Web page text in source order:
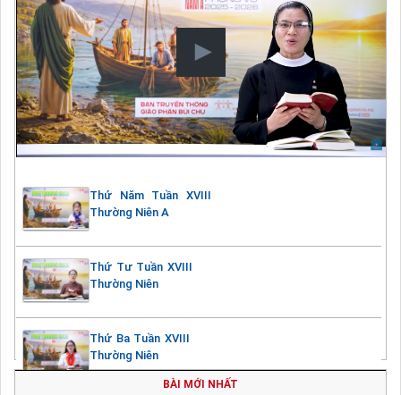
Thứ Năm Tuần XVIII
Thường Niên A
Thứ Tư Tuần XVIII
Thường Niên
Thứ Ba Tuần XVIII
Thường Niên
BÀI MỚI NHẤT